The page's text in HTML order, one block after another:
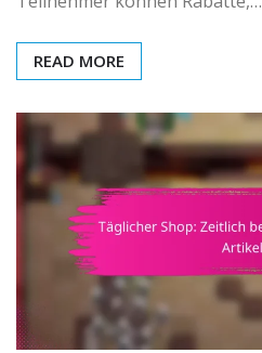
READ MORE